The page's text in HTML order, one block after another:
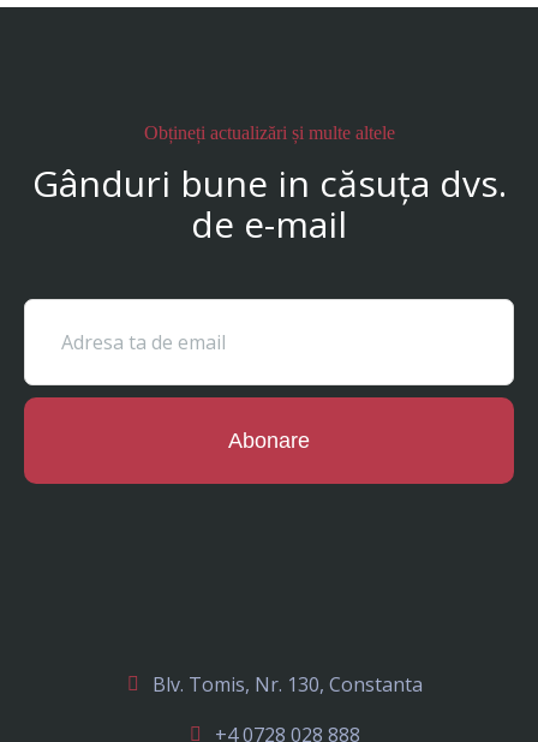
Obțineți actualizări și multe altele
Gânduri bune in căsuța dvs.
de e-mail
Abonare
Blv. Tomis, Nr. 130, Constanta
+4 0728 028 888